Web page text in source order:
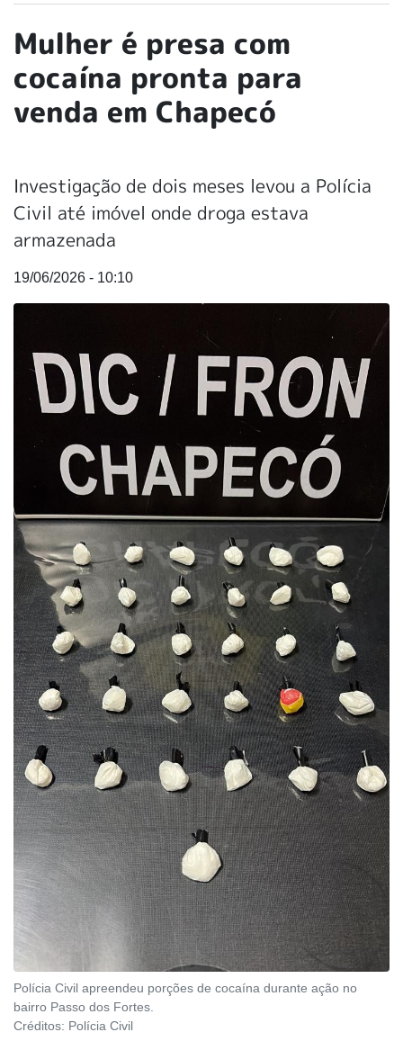
Mulher é presa com
cocaína pronta para
venda em Chapecó
Investigação de dois meses levou a Polícia
Civil até imóvel onde droga estava
armazenada
19/06/2026 - 10:10
Polícia Civil apreendeu porções de cocaína durante ação no
bairro Passo dos Fortes.
Créditos: Polícia Civil